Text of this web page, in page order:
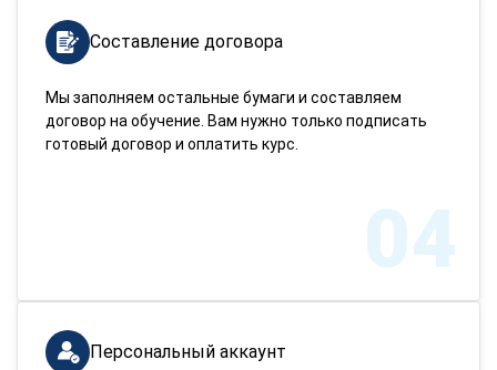
Составление договора
Мы заполняем остальные бумаги и составляем
договор на обучение. Вам нужно только подписать
готовый договор и оплатить курс.
04
Персональный аккаунт